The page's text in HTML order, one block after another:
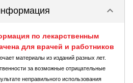
keyboard_arrow_down
по лекарственным
для врачей и работников
материалы из изданий разных лет.
за возможные отрицательные
неправильного использования